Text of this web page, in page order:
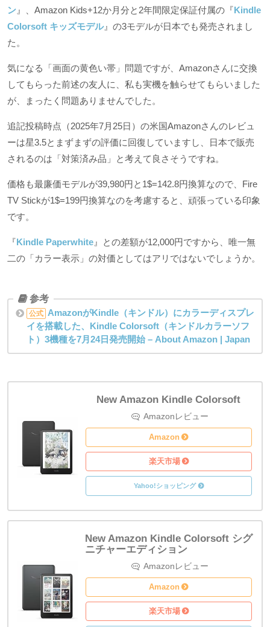
ン 』、Amazon Kids+12か月分と2年間限定保証付属の『Kindle
Colorsoft キッズモデル』の3モデルが日本でも発売されまし
た。
気になる「画面の黄色い帯」問題ですが、Amazonさんに交換
してもらった前述の友人に、私も実機を触らせてもらいました
が、まったく問題ありませんでした。
追記投稿時点（2025年7月25日）の米国Amazonさんのレビュ
ーは星3.5とまずまずの評価に回復していますし、日本で販売
されるのは「対策済み品」と考えて良さそうですね。
価格も最廉価モデルが39,980円と1$=142.8円換算なので、Fire
TV Stickが1$=199円換算なのを考慮すると、頑張っている印象
です。
『Kindle Paperwhite 』との差額が12,000円ですから、唯一無
二の「カラー表示」の対価としてはアリではないでしょうか。
公式 AmazonがKindle（キンドル）にカラーディスプレ
イを搭載した、Kindle Colorsoft（キンドルカラーソフ
ト）3機種を7月24日発売開始 – About Amazon | Japan
New Amazon Kindle Colorsoft
Amazon
Amazon
楽天市場
Yahoo!ショッピング
New Amazon Kindle Colorsoft シグ
ニチャーエディション
Amazon
Amazon
楽天市場